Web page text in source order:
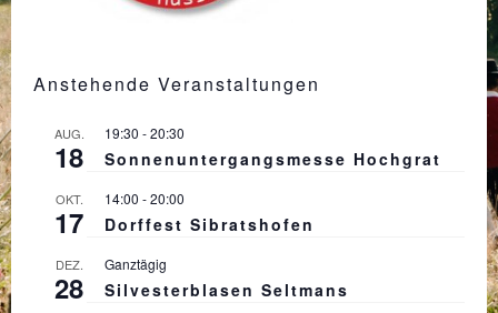
Anstehende Veranstaltungen
AUG.
18
19:30 -20:30
Sonnenuntergangsmesse Hochgrat
OKT.
17
14:00 -20:00
Dorffest Sibratshofen
DEZ.
28
Ganztägig
Silvesterblasen Seltmans